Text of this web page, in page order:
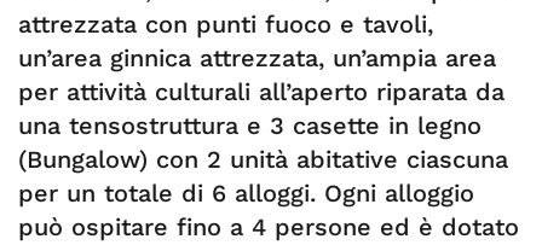
attrezzata con punti fuoco e tavoli,
un’area ginnica attrezzata, un’ampia area
per attività culturali all’aperto riparata da
una tensostruttura e 3 casette in legno
(Bungalow) con 2 unità abitative ciascuna
per un totale di 6 alloggi. Ogni alloggio
può ospitare fino a 4 persone ed è dotato